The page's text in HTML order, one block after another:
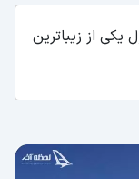
یکی از زیباترین